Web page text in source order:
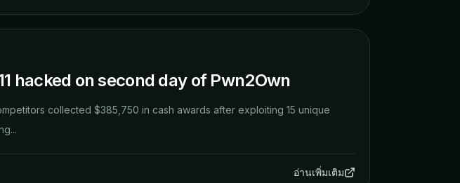
hacked on second day of Pwn2Own
collected $385,750 in cash awards after exploiting 15 unique
อ่านเพิ่มเติม